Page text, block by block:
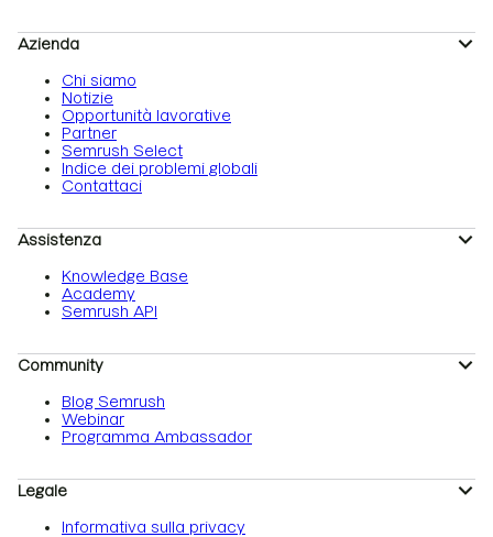
Azienda
Chi siamo
Notizie
Opportunità lavorative
Partner
Semrush Select
Indice dei problemi globali
Contattaci
Assistenza
Knowledge Base
Academy
Semrush API
Community
Blog Semrush
Webinar
Programma Ambassador
Legale
Informativa sulla privacy